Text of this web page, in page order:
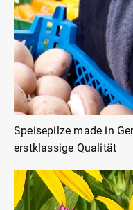
Speisepilze made in
erstklassige Qualität